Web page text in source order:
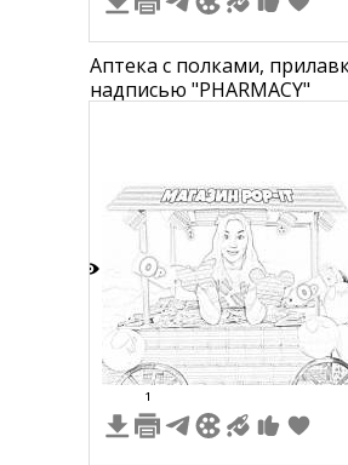
Аптека с полками,
надписью "PHARMACY"
1